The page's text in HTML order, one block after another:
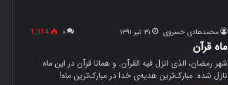
محمدهادی خسروی ۳۱ تیر ۱۳۹۱ ۰ 1,314
ماه قرآن
شهر رمضان، الذی انزل فیه القرآن. و همانا قرآن در این ماه
نازل شده. مبارک‌ترین هدیه‌ی خدا در مبارک‌ترین ماه!